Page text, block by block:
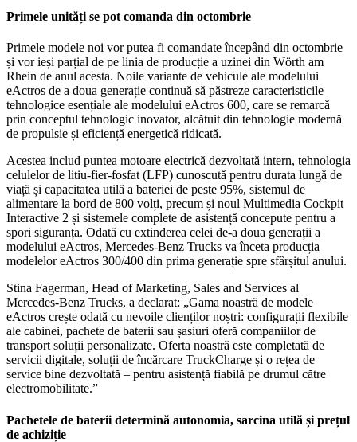
Primele unități se pot comanda din octombrie
Primele modele noi vor putea fi comandate începând din octombrie
și vor ieși parțial de pe linia de producție a uzinei din Wörth am
Rhein de anul acesta. Noile variante de vehicule ale modelului
eActros de a doua generație continuă să păstreze caracteristicile
tehnologice esențiale ale modelului eActros 600, care se remarcă
prin conceptul tehnologic inovator, alcătuit din tehnologie modernă
de propulsie și eficiență energetică ridicată.
Acestea includ puntea motoare electrică dezvoltată intern, tehnologia
celulelor de litiu-fier-fosfat (LFP) cunoscută pentru durata lungă de
viață și capacitatea utilă a bateriei de peste 95%, sistemul de
alimentare la bord de 800 volți, precum și noul Multimedia Cockpit
Interactive 2 și sistemele complete de asistență concepute pentru a
spori siguranța. Odată cu extinderea celei de-a doua generații a
modelului eActros, Mercedes-Benz Trucks va înceta producția
modelelor eActros 300/400 din prima generație spre sfârșitul anului.
Stina Fagerman, Head of Marketing, Sales and Services al
Mercedes-Benz Trucks, a declarat: „Gama noastră de modele
eActros crește odată cu nevoile clienților noștri: configurații flexibile
ale cabinei, pachete de baterii sau șasiuri oferă companiilor de
transport soluții personalizate. Oferta noastră este completată de
servicii digitale, soluții de încărcare TruckCharge și o rețea de
service bine dezvoltată – pentru asistență fiabilă pe drumul către
electromobilitate.”
Pachetele de baterii determină autonomia, sarcina utilă și prețul
de achiziție